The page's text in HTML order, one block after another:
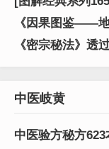
《因果图鉴——
《密宗秘法》透
中医岐黄
中医验方秘方